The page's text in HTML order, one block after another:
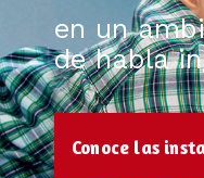
en un
de habla
Conoce las